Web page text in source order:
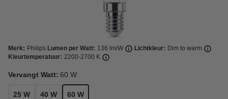
Merk: Philips Lumen per Watt: 136 lm/W Lichtkleur: Dim to warm
Kleurtemperatuur: 2200-2700 K
Vervangt Watt: 60 W
25 W 40 W 60 W